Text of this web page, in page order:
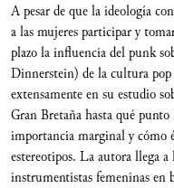
A pesar de que la ideología
a las mujeres participar y
plazo la influencia del punk
Dinnerstein) de la cultura
extensamente en su estudio
Gran Bretaña hasta qué
importancia marginal y cómo
estereotipos. La autora llega
instrumentistas femeninas en